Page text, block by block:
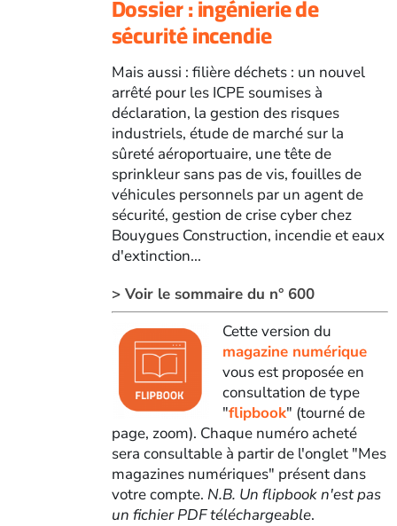
sécurité incendie
Mais aussi : filière déchets : un nouvel
arrêté pour les ICPE soumises à
déclaration, la gestion des risques
industriels, étude de marché sur la
sûreté aéroportuaire, une tête de
sprinkleur sans pas de vis, fouilles de
véhicules personnels par un agent de
sécurité, gestion de crise cyber chez
Bouygues Construction, incendie et eaux
d'extinction...
> Voir le sommaire du n° 600
Cette version du
magazine numérique
vous est proposée en
consultation de type
"flipbook" (tourné de
page, zoom). Chaque numéro acheté
sera consultable à partir de l'onglet "Mes
magazines numériques" présent dans
votre compte. N.B. Un flipbook n'est pas
un fichier PDF téléchargeable.